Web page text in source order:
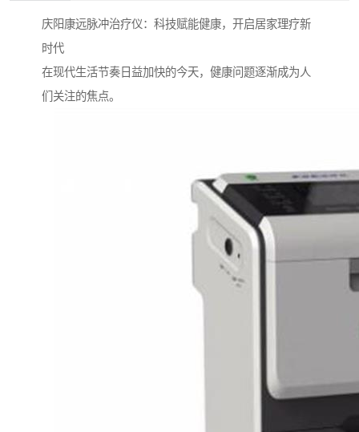
庆阳康远脉冲治疗仪：科技赋能健康，开启居家理疗新
时代
在现代生活节奏日益加快的今天，健康问题逐渐成为人
们关注的焦点。